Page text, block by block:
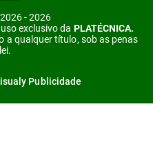
- 2026
exclusivo da PLATÉCNICA.
a qualquer título, sob as penas
Publicidade